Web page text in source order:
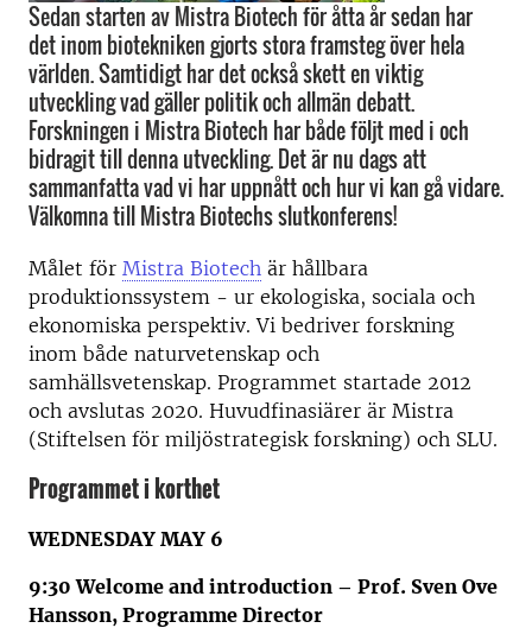
Sedan starten av Mistra Biotech för åtta år sedan har
det inom biotekniken gjorts stora framsteg över hela
världen. Samtidigt har det också skett en viktig
utveckling vad gäller politik och allmän debatt.
Forskningen i Mistra Biotech har både följt med i och
bidragit till denna utveckling. Det är nu dags att
sammanfatta vad vi har uppnått och hur vi kan gå vidare.
Välkomna till Mistra Biotechs slutkonferens!
Målet för Mistra Biotech är hållbara
produktionssystem - ur ekologiska, sociala och
ekonomiska perspektiv. Vi bedriver forskning
inom både naturvetenskap och
samhällsvetenskap. Programmet startade 2012
och avslutas 2020. Huvudfinasiärer är Mistra
(Stiftelsen för miljöstrategisk forskning) och SLU.
Programmet i korthet
WEDNESDAY MAY 6
9:30 Welcome and introduction – Prof. Sven Ove
Hansson, Programme Director